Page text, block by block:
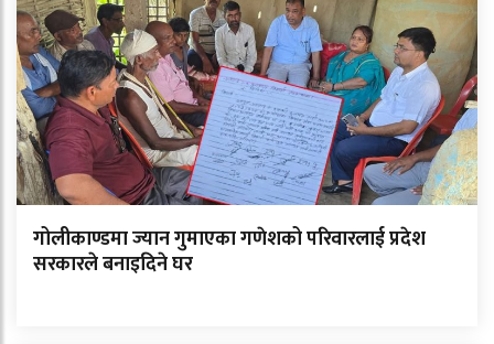
गोलीकाण्डमा ज्यान गुमाएका गणेशको परिवारलाई प्रदेश
सरकारले बनाइदिने घर